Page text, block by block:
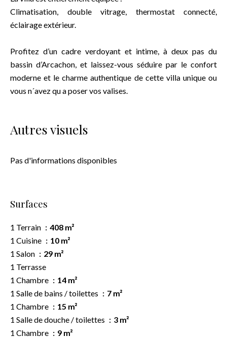
Climatisation, double vitrage, thermostat connecté,
éclairage extérieur.
Profitez d’un cadre verdoyant et intime, à deux pas du
bassin d’Arcachon, et laissez-vous séduire par le confort
moderne et le charme authentique de cette villa unique ou
vous n´avez qu a poser vos valises.
Autres visuels
Pas d'informations disponibles
Surfaces
1 Terrain
408 m²
1 Cuisine
10 m²
1 Salon
29 m²
1 Terrasse
1 Chambre
14 m²
1 Salle de bains / toilettes
7 m²
1 Chambre
15 m²
1 Salle de douche / toilettes
3 m²
1 Chambre
9 m²